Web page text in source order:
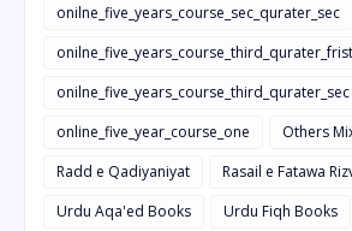
onilne_five_years_course_sec_qurater_sec
onilne_five_years_course_third_qurater_frist
onilne_five_years_course_third_qurater_sec
online_five_year_course_one
Others
Radd e Qadiyaniyat
Rasail e Fatawa
Urdu Aqa'ed Books
Urdu Fiqh Books